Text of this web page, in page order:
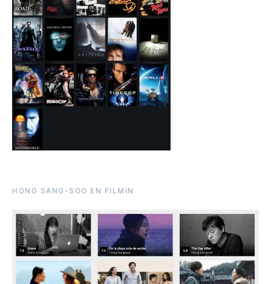
HONG SANG-SOO EN FILMIN